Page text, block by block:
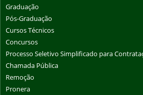
Graduação
Pós-Graduação
Cursos Técnicos
Concursos
Processo Seletivo Simplificado para
Chamada Pública
Remoção
Pronera